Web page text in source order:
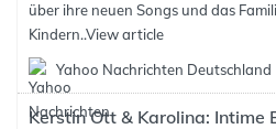
über ihre neuen Songs und das
Kindern..View article
Yahoo Nachrichten Deutschland
Kerstin Ott & Karolina: Intime